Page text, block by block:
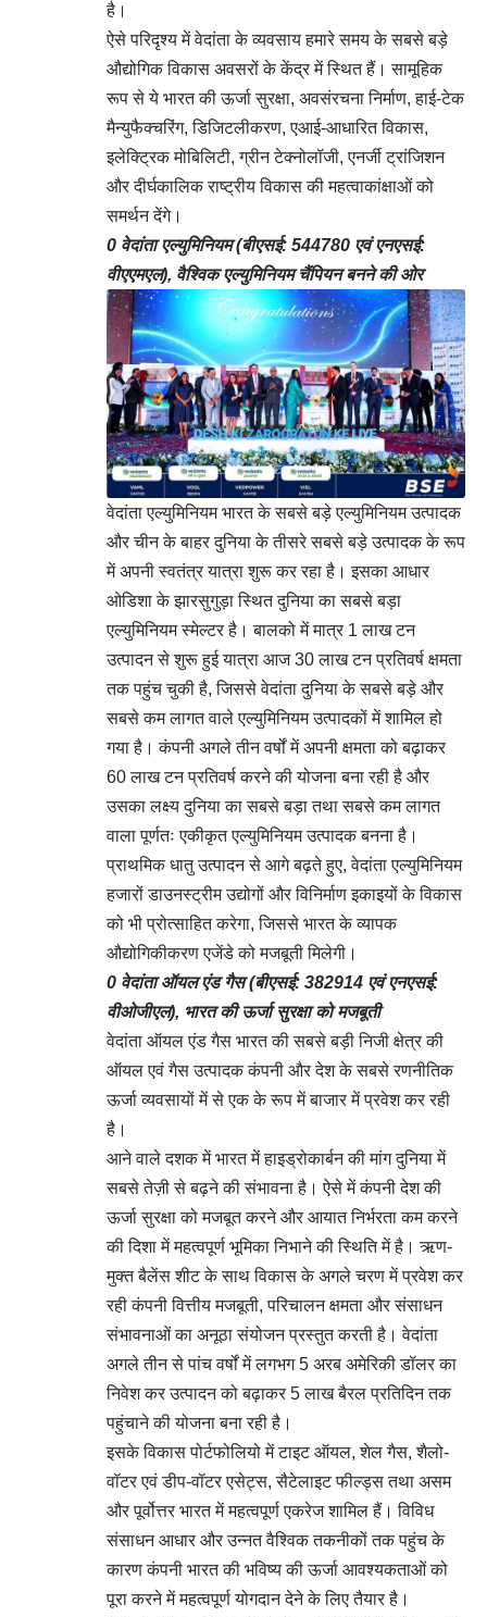
है।
ऐसे परिदृश्य में वेदांता के व्यवसाय हमारे समय के सबसे बड़े
औद्योगिक विकास अवसरों के केंद्र में स्थित हैं। सामूहिक
रूप से ये भारत की ऊर्जा सुरक्षा, अवसंरचना निर्माण, हाई-टेक
मैन्युफैक्चरिंग, डिजिटलीकरण, एआई-आधारित विकास,
इलेक्ट्रिक मोबिलिटी, ग्रीन टेक्नोलॉजी, एनर्जी ट्रांजिशन
और दीर्घकालिक राष्ट्रीय विकास की महत्वाकांक्षाओं को
समर्थन देंगे।
0 वेदांता एल्युमिनियम (बीएसई: 544780 एवं एनएसई:
वीएएमएल), वैश्विक एल्युमिनियम चैंपियन बनने की ओर
वेदांता एल्युमिनियम भारत के सबसे बड़े एल्युमिनियम उत्पादक
और चीन के बाहर दुनिया के तीसरे सबसे बड़े उत्पादक के रूप
में अपनी स्वतंत्र यात्रा शुरू कर रहा है। इसका आधार
ओडिशा के झारसुगुड़ा स्थित दुनिया का सबसे बड़ा
एल्युमिनियम स्मेल्टर है। बालको में मात्र 1 लाख टन
उत्पादन से शुरू हुई यात्रा आज 30 लाख टन प्रतिवर्ष क्षमता
तक पहुंच चुकी है, जिससे वेदांता दुनिया के सबसे बड़े और
सबसे कम लागत वाले एल्युमिनियम उत्पादकों में शामिल हो
गया है। कंपनी अगले तीन वर्षों में अपनी क्षमता को बढ़ाकर
60 लाख टन प्रतिवर्ष करने की योजना बना रही है और
उसका लक्ष्य दुनिया का सबसे बड़ा तथा सबसे कम लागत
वाला पूर्णतः एकीकृत एल्युमिनियम उत्पादक बनना है।
प्राथमिक धातु उत्पादन से आगे बढ़ते हुए, वेदांता एल्युमिनियम
हजारों डाउनस्ट्रीम उद्योगों और विनिर्माण इकाइयों के विकास
को भी प्रोत्साहित करेगा, जिससे भारत के व्यापक
औद्योगिकीकरण एजेंडे को मजबूती मिलेगी।
0 वेदांता ऑयल एंड गैस (बीएसई: 382914 एवं एनएसई:
वीओजीएल), भारत की ऊर्जा सुरक्षा को मजबूती
वेदांता ऑयल एंड गैस भारत की सबसे बड़ी निजी क्षेत्र की
ऑयल एवं गैस उत्पादक कंपनी और देश के सबसे रणनीतिक
ऊर्जा व्यवसायों में से एक के रूप में बाजार में प्रवेश कर रही
है।
आने वाले दशक में भारत में हाइड्रोकार्बन की मांग दुनिया में
सबसे तेज़ी से बढ़ने की संभावना है। ऐसे में कंपनी देश की
ऊर्जा सुरक्षा को मजबूत करने और आयात निर्भरता कम करने
की दिशा में महत्वपूर्ण भूमिका निभाने की स्थिति में है। ऋण-
मुक्त बैलेंस शीट के साथ विकास के अगले चरण में प्रवेश कर
रही कंपनी वित्तीय मजबूती, परिचालन क्षमता और संसाधन
संभावनाओं का अनूठा संयोजन प्रस्तुत करती है। वेदांता
अगले तीन से पांच वर्षों में लगभग 5 अरब अमेरिकी डॉलर का
निवेश कर उत्पादन को बढ़ाकर 5 लाख बैरल प्रतिदिन तक
पहुंचाने की योजना बना रही है।
इसके विकास पोर्टफोलियो में टाइट ऑयल, शेल गैस, शैलो-
वॉटर एवं डीप-वॉटर एसेट्स, सैटेलाइट फील्ड्स तथा असम
और पूर्वोत्तर भारत में महत्वपूर्ण एकरेज शामिल हैं। विविध
संसाधन आधार और उन्नत वैश्विक तकनीकों तक पहुंच के
कारण कंपनी भारत की भविष्य की ऊर्जा आवश्यकताओं को
पूरा करने में महत्वपूर्ण योगदान देने के लिए तैयार है।